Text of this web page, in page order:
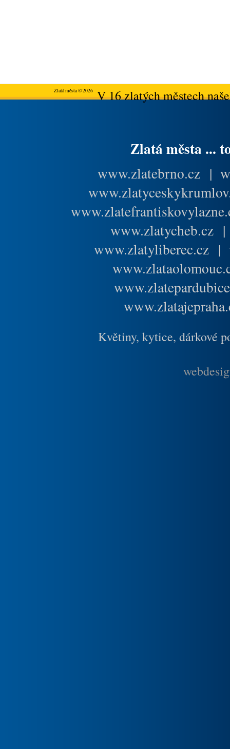
Zlatá města © 2026V 16 zlatých městech
Zlatá města ...
www.zlatebrno.cz |
www.zlatycheb.cz
www.zlatyliberec.cz |
Květiny, kytice, dárkové